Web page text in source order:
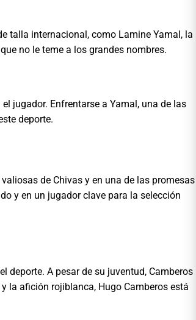
talla internacional, como Lamine Yamal, la
no le teme a los grandes nombres.
jugador. Enfrentarse a Yamal, una de las
deporte.
de Chivas y en una de las promesas
y en un jugador clave para la selección
deporte. A pesar de su juventud, Camberos
la afición rojiblanca, Hugo Camberos está